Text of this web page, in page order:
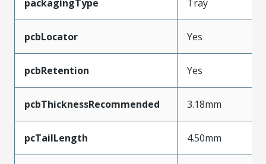
packagingType Tray
pcbLocator Yes
pcbRetention Yes
pcbThicknessRecommended 3.18mm
pcTailLength 4.50mm